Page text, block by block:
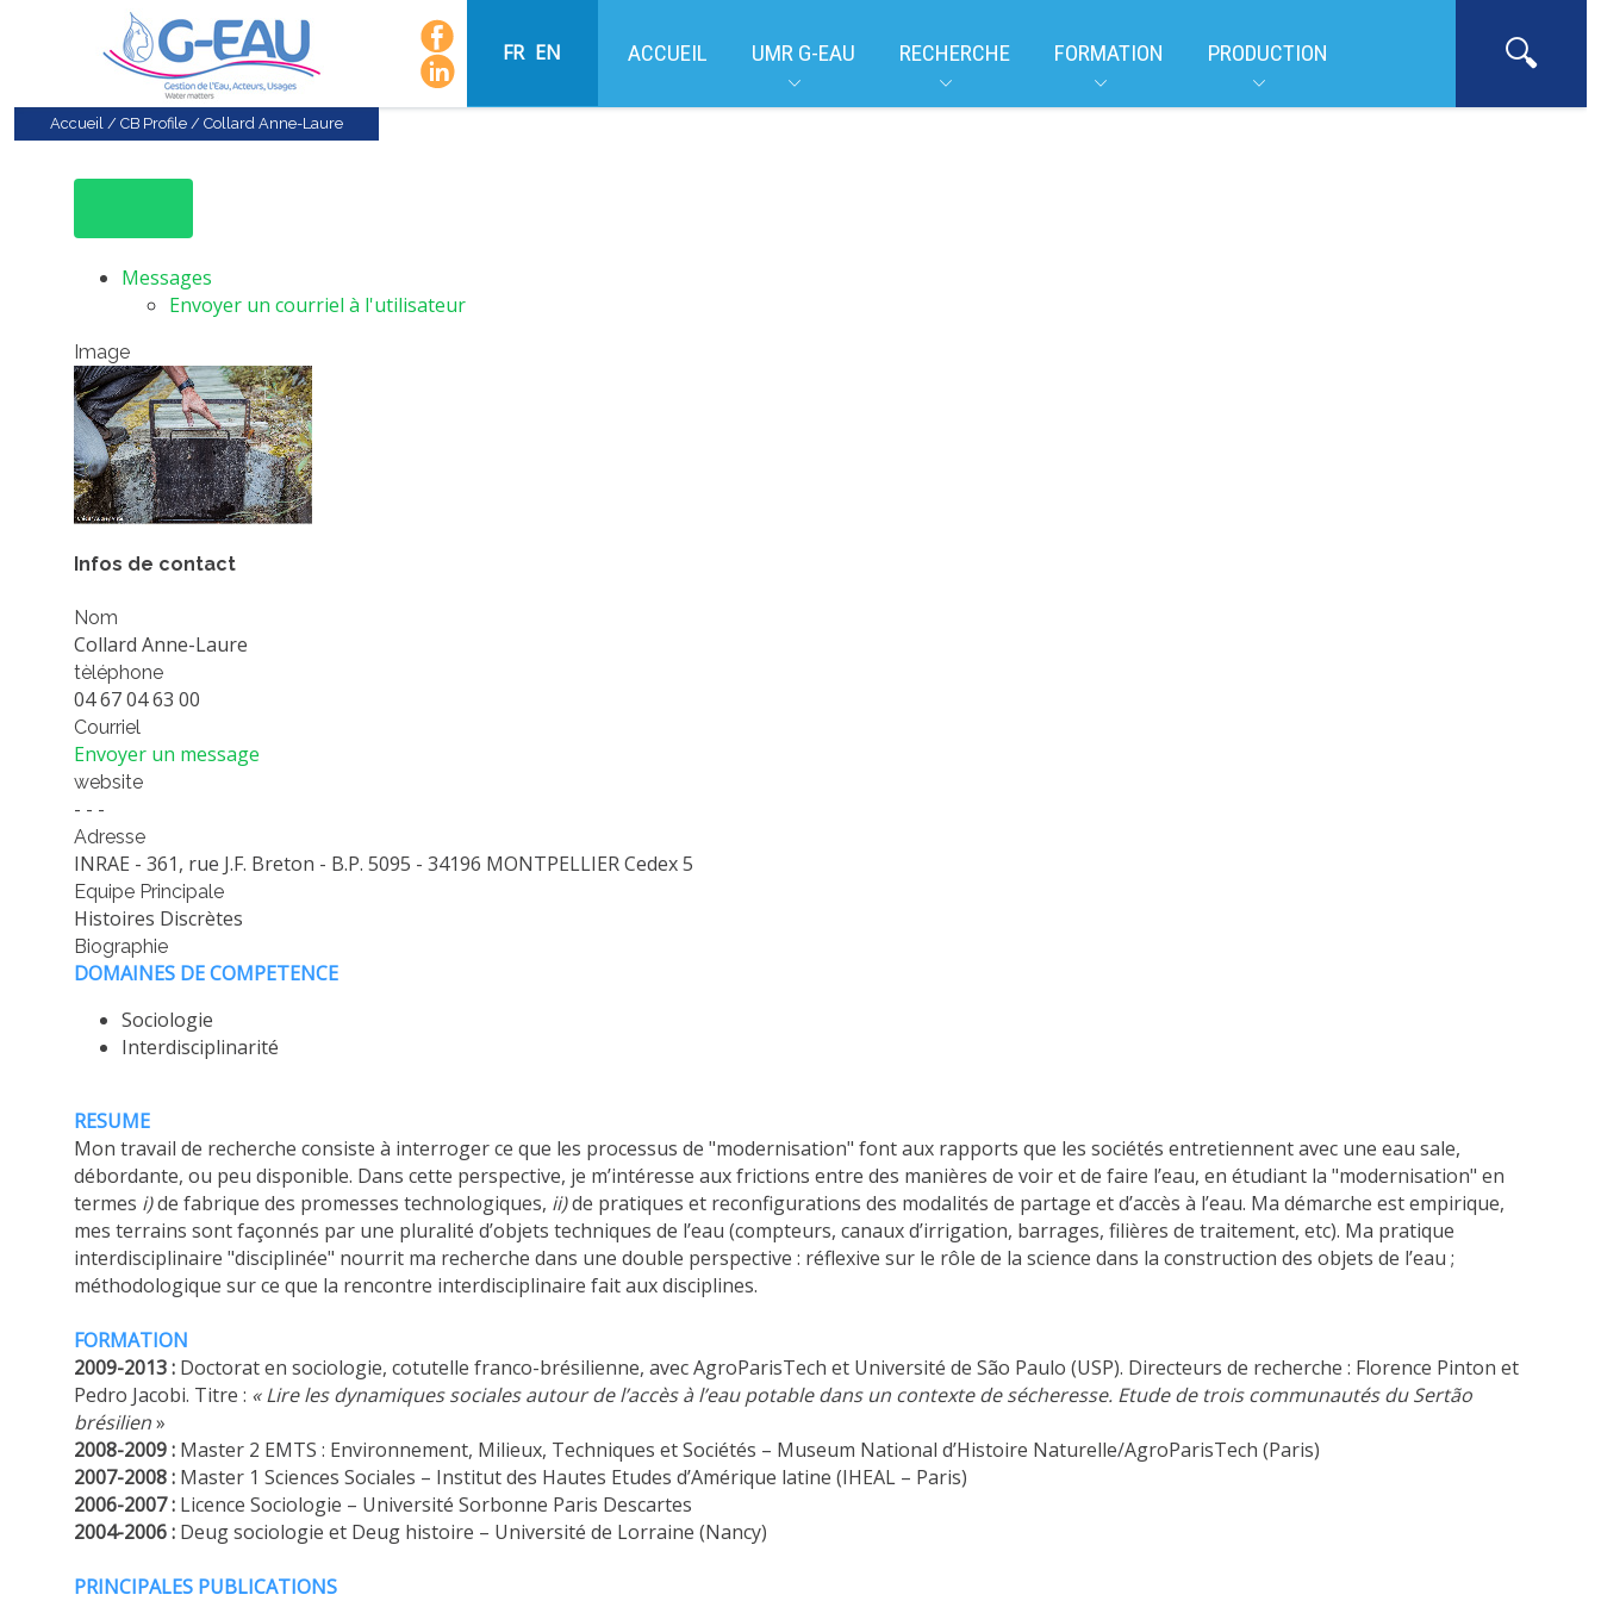
FR EN ACCUEIL UMR G-EAU RECHERCHE FORMATION PRODUCTION
Accueil / CB Profile / Collard Anne-Laure
Messages
Envoyer un courriel à l'utilisateur
Image
Infos de contact
Nom
Collard Anne-Laure
tèléphone
04 67 04 63 00
Courriel
Envoyer un message
website
- - -
Adresse
INRAE - 361, rue J.F. Breton - B.P. 5095 - 34196 MONTPELLIER Cedex 5
Equipe Principale
Histoires Discrètes
Biographie
DOMAINES DE COMPETENCE
Sociologie
Interdisciplinarité
RESUME
Mon travail de recherche consiste à interroger ce que les processus de "modernisation" font aux rapports que les sociétés entretiennent avec une eau sale,
débordante, ou peu disponible. Dans cette perspective, je m’intéresse aux frictions entre des manières de voir et de faire l’eau, en étudiant la "modernisation" en
termes i)de fabrique des promesses technologiques, ii)de pratiques et reconfigurations des modalités de partage et d’accès à l’eau. Ma démarche est empirique,
mes terrains sont façonnés par une pluralité d’objets techniques de l’eau (compteurs, canaux d’irrigation, barrages, filières de traitement, etc). Ma pratique
interdisciplinaire "disciplinée" nourrit ma recherche dans une double perspective : réflexive sur le rôle de la science dans la construction des objets de l’eau ;
méthodologique sur ce que la rencontre interdisciplinaire fait aux disciplines.
FORMATION
2009-2013: Doctorat en sociologie, cotutelle franco-brésilienne, avec AgroParisTech et Université de São Paulo (USP). Directeurs de recherche : Florence Pinton et
Pedro Jacobi. Titre : «Lire les dynamiques sociales autour de l’accès à l’eau potable dans un contexte de sécheresse. Etude de trois communautés du Sertão
brésilien»
2008-2009 : Master 2 EMTS : Environnement, Milieux, Techniques et Sociétés – Museum National d’Histoire Naturelle/AgroParisTech (Paris)
2007-2008 : Master 1 Sciences Sociales – Institut des Hautes Etudes d’Amérique latine (IHEAL – Paris)
2006-2007 : Licence Sociologie – Université Sorbonne Paris Descartes
2004-2006 : Deug sociologie et Deug histoire – Université de Lorraine (Nancy)
PRINCIPALES PUBLICATIONS